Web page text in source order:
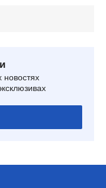
новостях